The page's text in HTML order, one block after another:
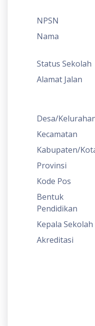
NPSN
Nama
Status Sekolah
Alamat Jalan
Desa/
Kecamatan
Kabupaten/
Provinsi
Kode Pos
Bentuk
Pendidikan
Kepala Sekolah
Akreditasi